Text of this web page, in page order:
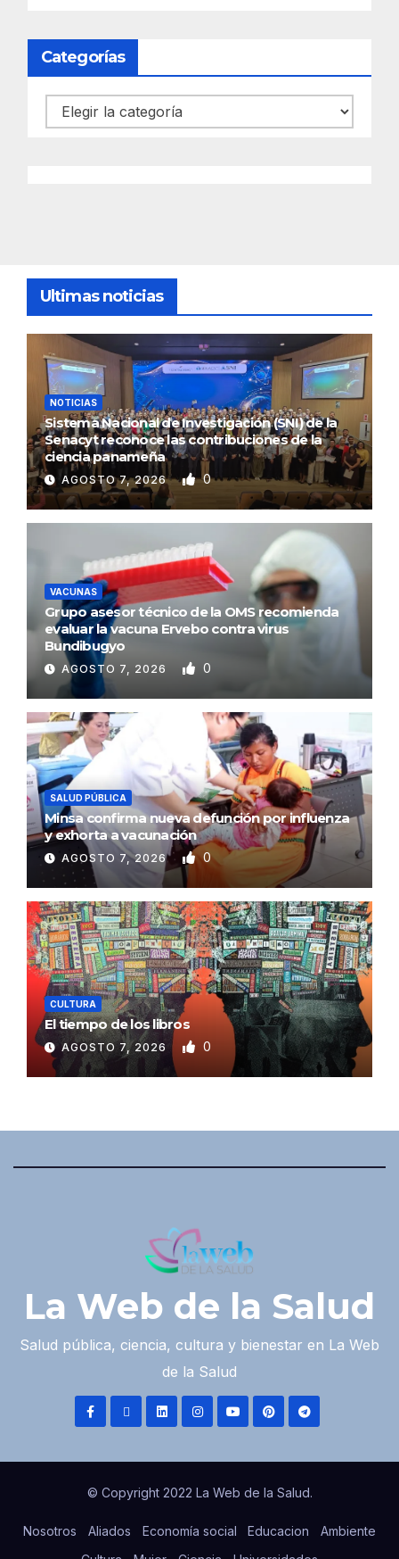
Categorías
Categorías
Ultimas noticias
NOTICIAS
Sistema Nacional de Investigación (SNI) de la
Senacyt reconoce las contribuciones de la
ciencia panameña
AGOSTO 7, 2026 0
VACUNAS
Grupo asesor técnico de la OMS recomienda
evaluar la vacuna Ervebo contra virus
Bundibugyo
AGOSTO 7, 2026 0
SALUD PÚBLICA
Minsa confirma nueva defunción por influenza
y exhorta a vacunación
AGOSTO 7, 2026 0
CULTURA
El tiempo de los libros
AGOSTO 7, 2026 0
La Web de la Salud
Salud pública, ciencia, cultura y bienestar en La Web
de la Salud
© Copyright 2022 La Web de la Salud.
Nosotros Aliados Economía social Educacion
Ambiente